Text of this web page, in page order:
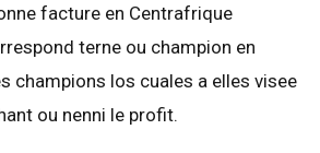
facture en Centrafrique
terne ou champion en
champions los cuales a elles visee
ou nenni le profit.